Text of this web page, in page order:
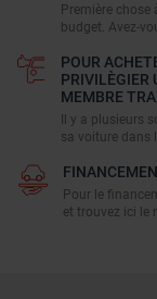
Première
budget. Avez-
POUR
PRIVILÈGIER
MEMBRE
Il y a plusieurs
sa voiture dans
Pour le
et trouvez ici le